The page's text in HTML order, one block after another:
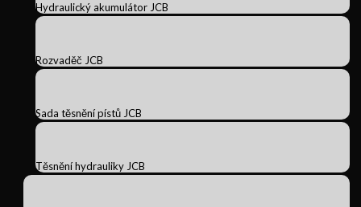
Hydraulický akumulátor JCB
Rozvaděč JCB
Sada těsnění pístů JCB
Těsnění hydrauliky JCB